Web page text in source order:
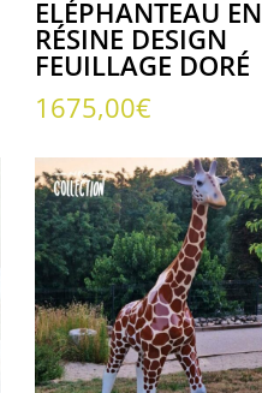
ELÉPHANTEAU EN
RÉSINE DESIGN
FEUILLAGE DORÉ
1675,00€